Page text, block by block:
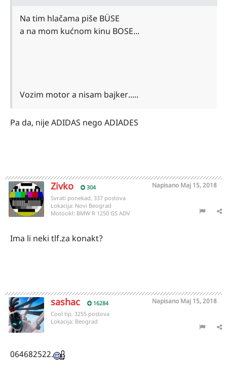
Na tim hlačama piše BÜSE
a na mom kućnom kinu BOSE...
Vozim motor a nisam bajker.....
Pa da, nije ADIDAS nego ADIADES
Zivko 304 Napisano Maj 15, 2018
Svrati ponekad, 337 postova
Lokacija: Novi Beograd
Motocikl: BMW R 1250 GS ADV
Ima li neki tlf.za konakt?
sashac 16284 Napisano Maj 15, 2018
Cool tip, 3255 postova
Lokacija: Beograd
064682522.